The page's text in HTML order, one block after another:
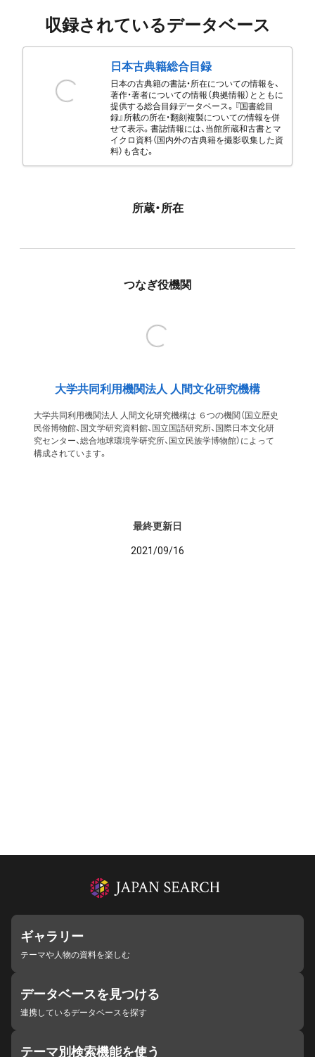
収録されているデータベース
日本古典籍総合目録
日本の古典籍の書誌・所在についての情報を、
著作・著者についての情報（典拠情報）とともに
提供する総合目録データベース。『国書総目
録』所載の所在・翻刻複製についての情報を併
せて表示。書誌情報には、当館所蔵和古書とマ
イクロ資料（国内外の古典籍を撮影収集した資
料）も含む。
所蔵・所在
つなぎ役機関
大学共同利用機関法人 人間文化研究機構
大学共同利用機関法人 人間文化研究機構は ６つの機関（国立歴史
民俗博物館、国文学研究資料館、国立国語研究所、国際日本文化研
究センター、総合地球環境学研究所、国立民族学博物館）によって
構成されています。
最終更新日
2021/09/16
ギャラリー
テーマや人物の資料を楽しむ
データベースを見つける
連携しているデータベースを探す
テーマ別検索機能を使う